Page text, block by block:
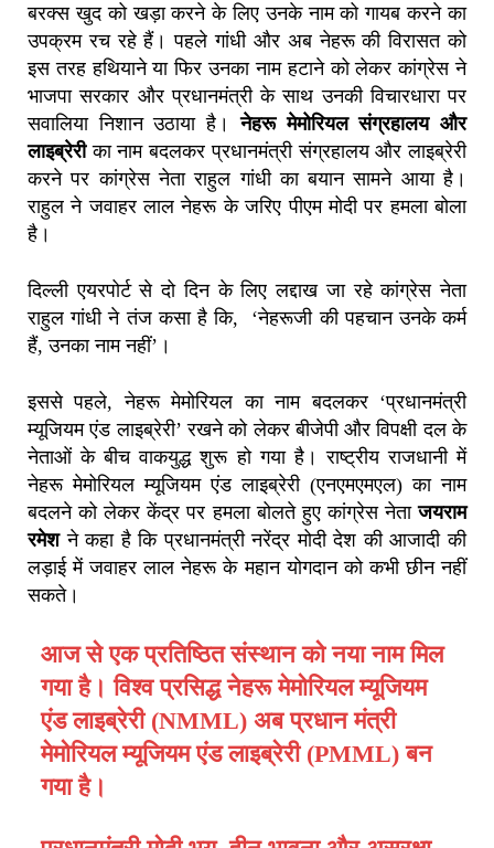
बरक्स खुद को खड़ा करने के लिए उनके नाम को गायब करने का
उपक्रम रच रहे हैं। पहले गांधी और अब नेहरू की विरासत को
इस तरह हथियाने या फिर उनका नाम हटाने को लेकर कांग्रेस ने
भाजपा सरकार और प्रधानमंत्री के साथ उनकी विचारधारा पर
सवालिया निशान उठाया है।नेहरू मेमोरियल संग्रहालय और
लाइब्रेरीका नाम बदलकर प्रधानमंत्री संग्रहालय और लाइब्रेरी
करने पर कांग्रेस नेता राहुल गांधी का बयान सामने आया है।
राहुल ने जवाहर लाल नेहरू के जरिए पीएम मोदी पर हमला बोला
है।
दिल्ली एयरपोर्ट से दो दिन के लिए लद्दाख जा रहे कांग्रेस नेता
राहुल गांधी ने तंज कसा है कि, ‘नेहरूजी की पहचान उनके कर्म
हैं, उनका नाम नहीं’।
इससे पहले, नेहरू मेमोरियल का नाम बदलकर ‘प्रधानमंत्री
म्यूजियम एंड लाइब्रेरी’ रखने को लेकर बीजेपी और विपक्षी दल के
नेताओं के बीच वाकयुद्ध शुरू हो गया है। राष्ट्रीय राजधानी में
नेहरू मेमोरियल म्यूजियम एंड लाइब्रेरी (एनएमएमएल) का नाम
बदलने को लेकर केंद्र पर हमला बोलते हुए कांग्रेस नेताजयराम
रमेशने कहा है कि प्रधानमंत्री नरेंद्र मोदी देश की आजादी की
लड़ाई में जवाहर लाल नेहरू के महान योगदान को कभी छीन नहीं
सकते।
आज से एक प्रतिष्ठित संस्थान को नया नाम मिल
गया है। विश्व प्रसिद्ध नेहरू मेमोरियल म्यूजियम
एंड लाइब्रेरी (NMML) अब प्रधान मंत्री
मेमोरियल म्यूजियम एंड लाइब्रेरी (PMML) बन
गया है।